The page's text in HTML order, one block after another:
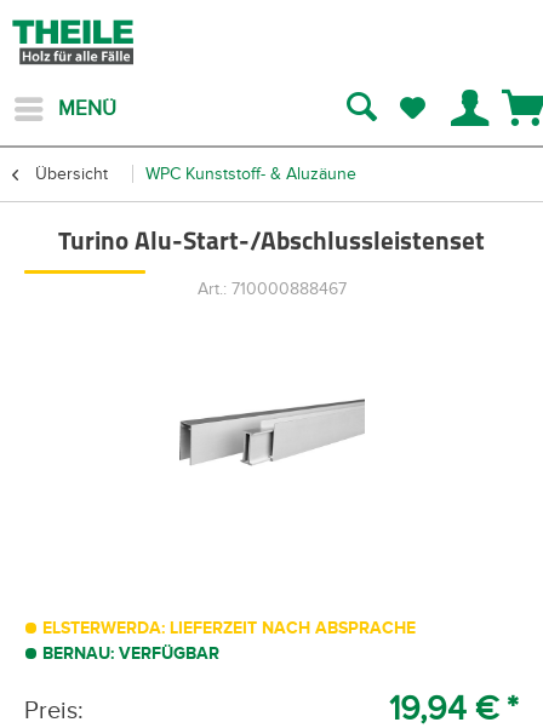
MENÜ
Übersicht WPC Kunststoff- & Aluzäune
Turino Alu-Start-/Abschlussleistenset
Art.: 710000888467
ELSTERWERDA: LIEFERZEIT NACH ABSPRACHE
BERNAU: VERFÜGBAR
Preis: 19,94 € *